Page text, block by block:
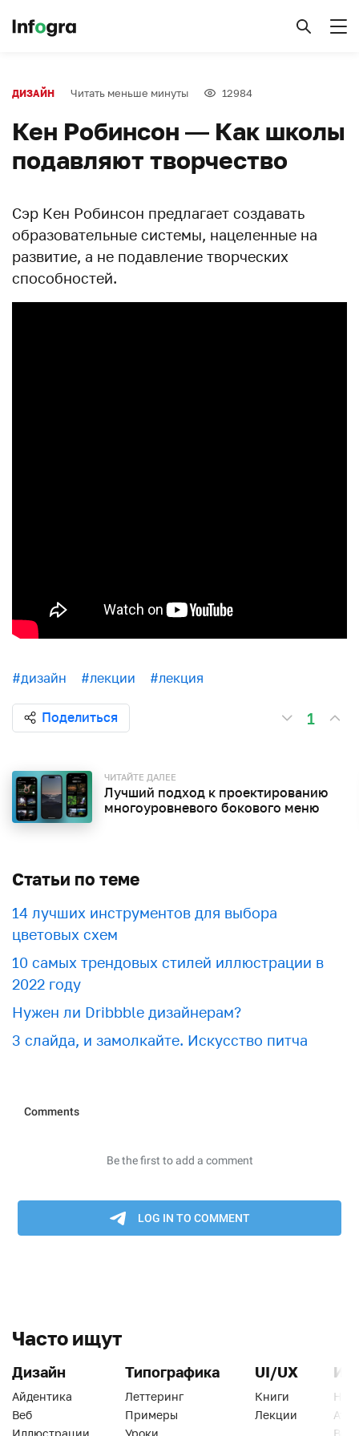
ДИЗАЙН Читать меньше минуты 12984
Кен Робинсон — Как школы
подавляют творчество
Сэр Кен Робинсон предлагает создавать
образовательные системы, нацеленные на
развитие, а не подавление творческих
способностей.
#дизайн #лекции #лекция
Поделиться 1
ЧИТАЙТЕ ДАЛЕЕ
Лучший подход к проектированию
многоуровневого бокового меню
Статьи по теме
​​14 лучших инструментов для выбора
цветовых схем
10 самых трендовых стилей иллюстрации в
2022 году
Нужен ли Dribbble дизайнерам?
3 слайда, и замолкайте. Искусство питча
Часто ищут
Дизайн
Айдентика
Веб
Иллюстрации
Типографика
Леттеринг
Примеры
Уроки
UI/UX
Книги
Лекции
Веб